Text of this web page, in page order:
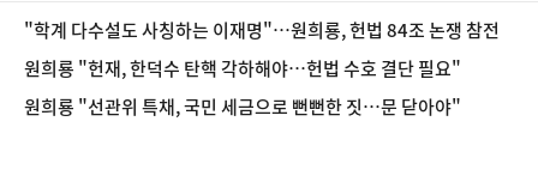
"학계 다수설도 사칭하는 이재명"…원희룡, 헌법 84조 논쟁 참전
원희룡 "헌재, 한덕수 탄핵 각하해야…헌법 수호 결단 필요"
원희룡 "선관위 특채, 국민 세금으로 뻔뻔한 짓…문 닫아야"